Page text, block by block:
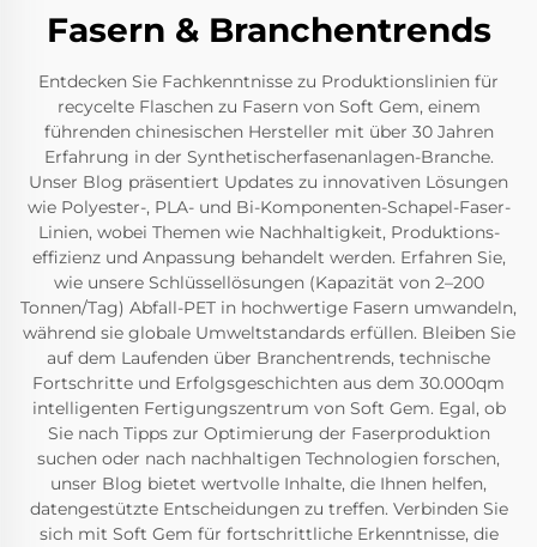
Fasern & Branchentrends
Entdecken Sie Fachkenntnisse zu Produktionslinien für
recycelte Flaschen zu Fasern von Soft Gem, einem
führenden chinesischen Hersteller mit über 30 Jahren
Erfahrung in der Synthetischerfasenanlagen-Branche.
Unser Blog präsentiert Updates zu innovativen Lösungen
wie Polyester-, PLA- und Bi-Komponenten-Schapel-Faser-
Linien, wobei Themen wie Nachhaltigkeit, Produktions-
effizienz und Anpassung behandelt werden. Erfahren Sie,
wie unsere Schlüssellösungen (Kapazität von 2–200
Tonnen/Tag) Abfall-PET in hochwertige Fasern umwandeln,
während sie globale Umweltstandards erfüllen. Bleiben Sie
auf dem Laufenden über Branchentrends, technische
Fortschritte und Erfolgsgeschichten aus dem 30.000qm
intelligenten Fertigungszentrum von Soft Gem. Egal, ob
Sie nach Tipps zur Optimierung der Faserproduktion
suchen oder nach nachhaltigen Technologien forschen,
unser Blog bietet wertvolle Inhalte, die Ihnen helfen,
datengestützte Entscheidungen zu treffen. Verbinden Sie
sich mit Soft Gem für fortschrittliche Erkenntnisse, die